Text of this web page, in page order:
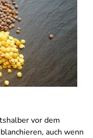
vor dem
auch wenn